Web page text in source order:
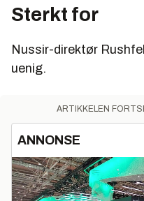
Sterkt for
Nussir-direktør
uenig.
ARTIKKELEN
ANNONSE